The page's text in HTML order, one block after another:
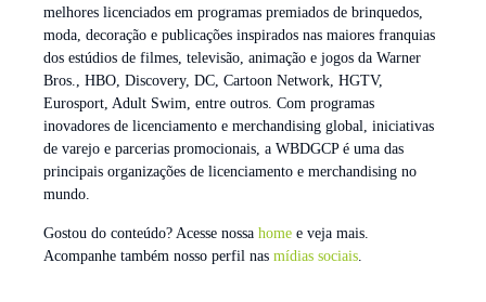
melhores licenciados em programas premiados de brinquedos,
moda, decoração e publicações inspirados nas maiores franquias
dos estúdios de filmes, televisão, animação e jogos da Warner
Bros., HBO, Discovery, DC, Cartoon Network, HGTV,
Eurosport, Adult Swim, entre outros. Com programas
inovadores de licenciamento e merchandising global, iniciativas
de varejo e parcerias promocionais, a WBDGCP é uma das
principais organizações de licenciamento e merchandising no
mundo.
Gostou do conteúdo? Acesse nossa home e veja mais.
Acompanhe também nosso perfil nas mídias sociais